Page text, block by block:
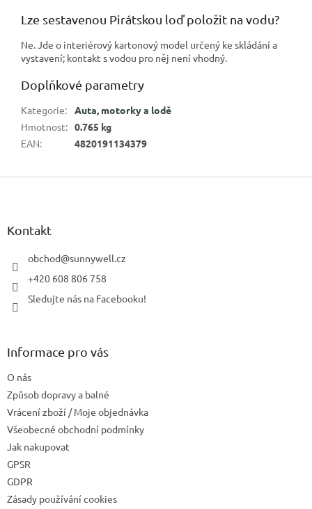
Lze sestavenou Pirátskou loď položit na vodu?
Ne. Jde o interiérový kartonový model určený ke skládání a
vystavení; kontakt s vodou pro něj není vhodný.
Doplňkové parametry
Kategorie:
Auta, motorky a lodě
Hmotnost: 0.765 kg
EAN: 4820191134379
Z
Kontakt
obchod@sunnywell.cz
+420 608 806 758
Sledujte nás na Facebooku!
Informace pro vás
O nás
Způsob dopravy a balné
Vrácení zboží / Moje objednávka
Všeobecné obchodní podmínky
Jak nakupovat
GPSR
GDPR
Zásady používání cookies